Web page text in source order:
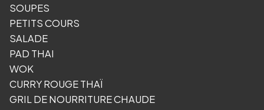
SOUPES
PETITS COURS
SALADE
PAD THAI
WOK
CURRY ROUGE THAÏ
GRIL DE NOURRITURE CHAUDE